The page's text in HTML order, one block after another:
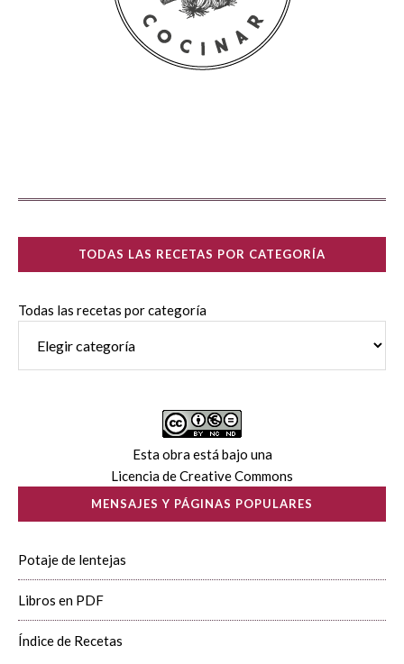
TODAS LAS RECETAS POR CATEGORÍA
Todas las recetas por categoría
Esta obra está bajo una
Licencia de Creative Commons
MENSAJES Y PÁGINAS POPULARES
Potaje de lentejas
Libros en PDF
Índice de Recetas